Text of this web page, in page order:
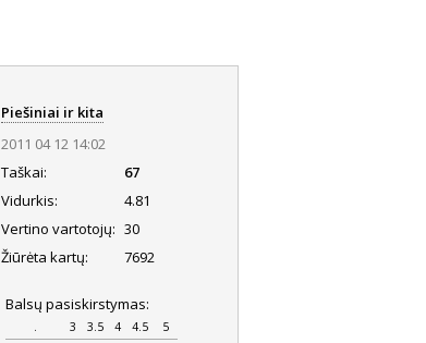
Piešiniai ir kita
2011 04 12 14:02
Taškai:
67
Vidurkis:
4.81
Vertino vartotojų: 30
Žiūrėta kartų:
7692
Balsų pasiskirstymas:
. 3 3.5 4 4.5
5